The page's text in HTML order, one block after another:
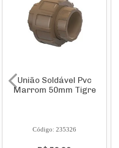
União Soldável Pvc
Marrom 50mm Tigre
Código: 235326